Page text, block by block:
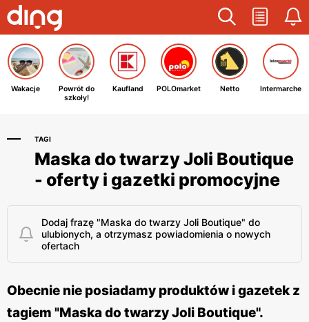
Wakacje
Powrót do
szkoły!
Kaufland POLOmarket Netto Intermarche
TAGI
Maska do twarzy Joli Boutique
- oferty i gazetki promocyjne
Dodaj frazę "Maska do twarzy Joli Boutique" do
ulubionych, a otrzymasz powiadomienia o nowych
ofertach
Obecnie nie posiadamy produktów i gazetek z
tagiem "Maska do twarzy Joli Boutique".